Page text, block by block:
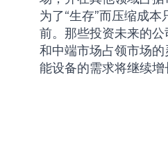
为了“生存”而压缩成
前。那些投资未来的
和中端市场占领市场
能设备的需求将继续增